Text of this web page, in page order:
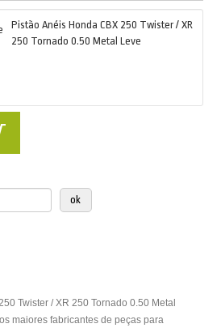
Pistão Anéis Honda CBX 250 Twister / XR
250 Tornado 0.50 Metal Leve
Twister / XR 250 Tornado 0.50 Metal
maiores fabricantes de peças para